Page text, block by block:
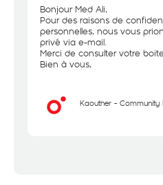
Bonjour Med Ali,
Pour des raisons de
personnelles, nous vous
privé via e-mail.
Merci de consulter votre
Bien à vous,
Kaouther - Community